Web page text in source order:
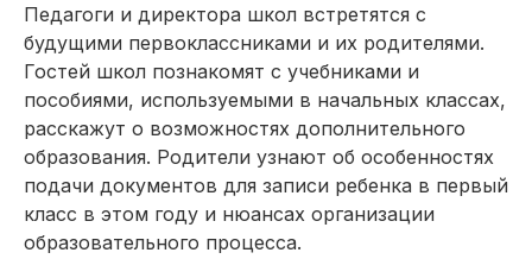
Педагоги и директора школ встретятся с
будущими первоклассниками и их родителями.
Гостей школ познакомят с учебниками и
пособиями, используемыми в начальных классах,
расскажут о возможностях дополнительного
образования. Родители узнают об особенностях
подачи документов для записи ребенка в первый
класс в этом году и нюансах организации
образовательного процесса.